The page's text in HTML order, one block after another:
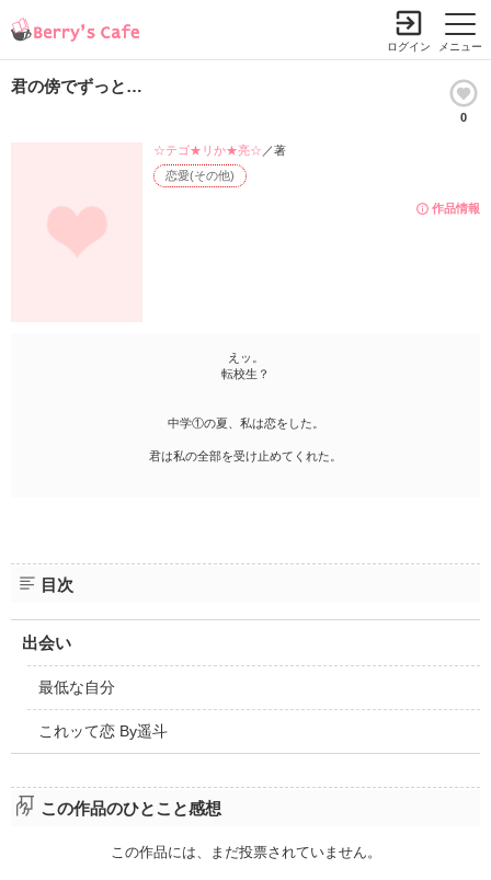
メニュー
ログイン
君の傍でずっと…
0
作品情報
恋愛(その他)
☆テゴ★リか★亮☆ ／著
えッ。
転校生？
中学①の夏、私は恋をした。
君は私の全部を受け止めてくれた。
目次
出会い
最低な自分
これッて恋 By遥斗
この作品のひとこと感想
この作品には、まだ投票されていません。